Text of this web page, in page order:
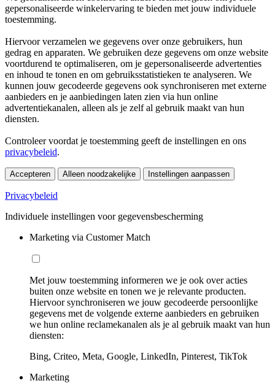
gepersonaliseerde winkelervaring te bieden met jouw individuele
toestemming.
Hiervoor verzamelen we gegevens over onze gebruikers, hun
gedrag en apparaten. We gebruiken deze gegevens om onze website
voortdurend te optimaliseren, om je gepersonaliseerde advertenties
en inhoud te tonen en om gebruiksstatistieken te analyseren. We
kunnen jouw gecodeerde gegevens ook synchroniseren met externe
aanbieders en je aanbiedingen laten zien via hun online
advertentiekanalen, alleen als je zelf al gebruik maakt van hun
diensten.
Controleer voordat je toestemming geeft de instellingen en ons
privacybeleid.
Accepteren Alleen noodzakelijke Instellingen aanpassen
Privacybeleid
Individuele instellingen voor gegevensbescherming
Marketing via Customer Match
Met jouw toestemming informeren we je ook over acties
buiten onze website en tonen we je relevante producten.
Hiervoor synchroniseren we jouw gecodeerde persoonlijke
gegevens met de volgende externe aanbieders en gebruiken
we hun online reclamekanalen als je al gebruik maakt van hun
diensten:
Bing, Criteo, Meta, Google, LinkedIn, Pinterest, TikTok
Marketing